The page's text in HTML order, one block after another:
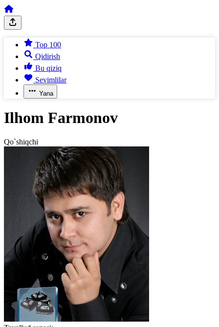
Top 100
Qidirish
Bu qiziq
Sevimlilar
Yana
Ilhom Farmonov
Qo`shiqchi